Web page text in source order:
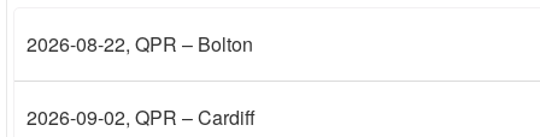
2026-08-22, QPR – Bolton
2026-09-02, QPR – Cardiff